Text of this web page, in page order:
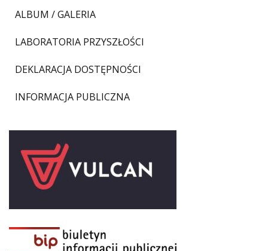
ALBUM / GALERIA
LABORATORIA PRZYSZŁOŚCI
DEKLARACJA DOSTĘPNOŚCI
INFORMACJA PUBLICZNA